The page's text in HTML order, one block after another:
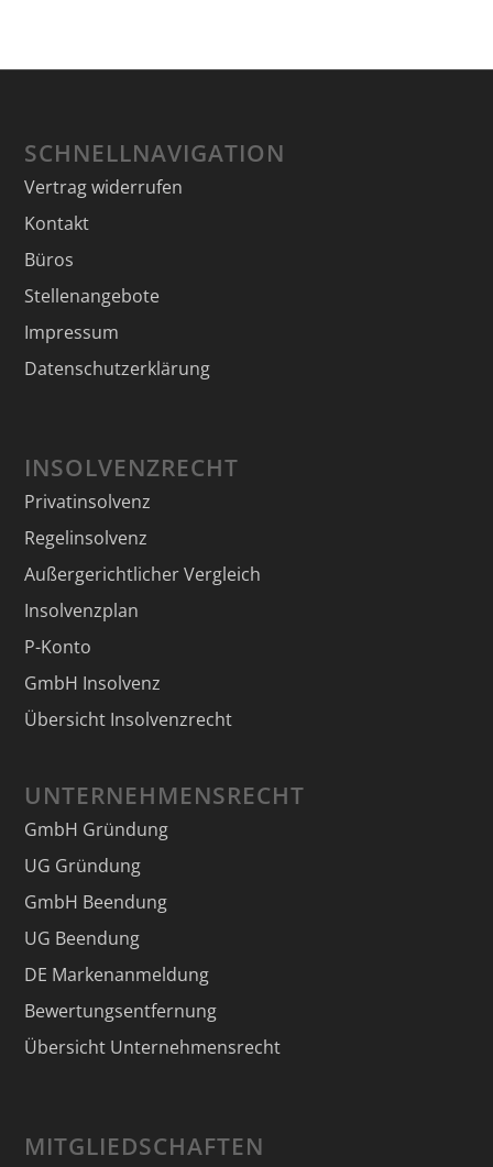
SCHNELLNAVIGATION
Vertrag widerrufen
Kontakt
Büros
Stellenangebote
Impressum
Datenschutzerklärung
INSOLVENZRECHT
Privatinsolvenz
Regelinsolvenz
Außergerichtlicher Vergleich
Insolvenzplan
P-Konto
GmbH Insolvenz
Übersicht Insolvenzrecht
UNTERNEHMENSRECHT
GmbH Gründung
UG Gründung
GmbH Beendung
UG Beendung
DE Markenanmeldung
Bewertungsentfernung
Übersicht Unternehmensrecht
MITGLIEDSCHAFTEN